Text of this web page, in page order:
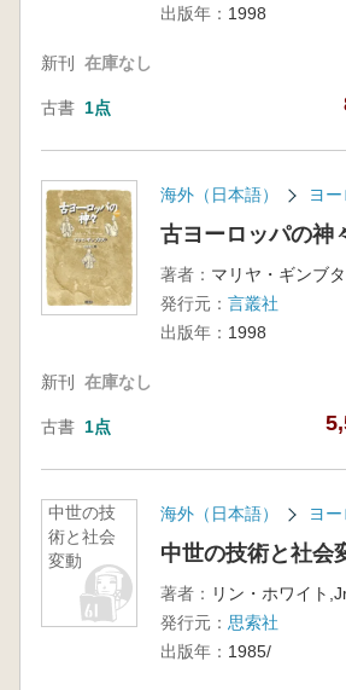
出版年： 1998
新刊 在庫なし
古書 1点
海外（日本語） ヨ
古ヨーロッパの
著者：
発行元： 言叢社
出版年： 1998
新刊 在庫なし
古書 1点
中世の技
術と社会
変動
海外（日本語） ヨ
中世の技術と社会
著者：
発行元： 思索社
出版年： 1985/